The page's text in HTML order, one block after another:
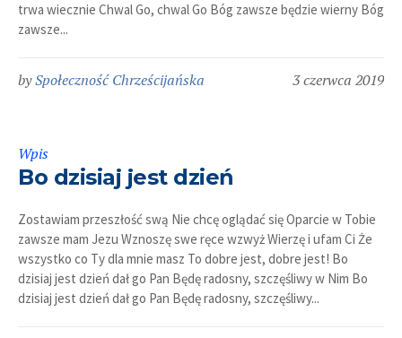
trwa wiecznie Chwal Go, chwal Go Bóg zawsze będzie wierny Bóg
zawsze...
3 czerwca 2019
bySpołeczność Chrześcijańska
Wpis
Bo dzisiaj jest dzień
Zostawiam przeszłość swą Nie chcę oglądać się Oparcie w Tobie
zawsze mam Jezu Wznoszę swe ręce wzwyż Wierzę i ufam Ci Że
wszystko co Ty dla mnie masz To dobre jest, dobre jest! Bo
dzisiaj jest dzień dał go Pan Będę radosny, szczęśliwy w Nim Bo
dzisiaj jest dzień dał go Pan Będę radosny, szczęśliwy...